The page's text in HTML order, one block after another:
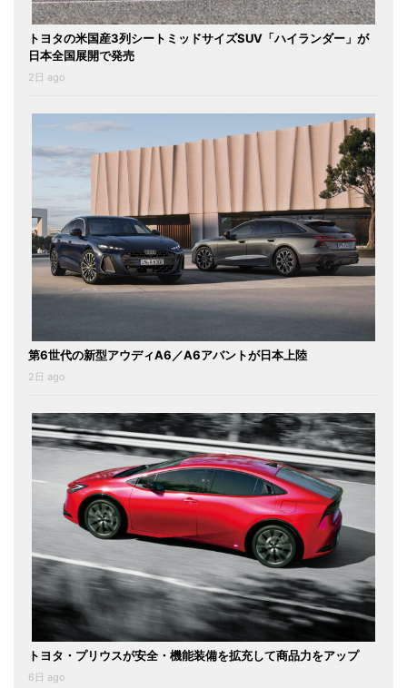
トヨタの米国産3列シートミッドサイズSUV「ハイランダー」が
日本全国展開で発売
2日 ago
第6世代の新型アウディA6／A6アバントが日本上陸
2日 ago
トヨタ・プリウスが安全・機能装備を拡充して商品力をアップ
6日 ago